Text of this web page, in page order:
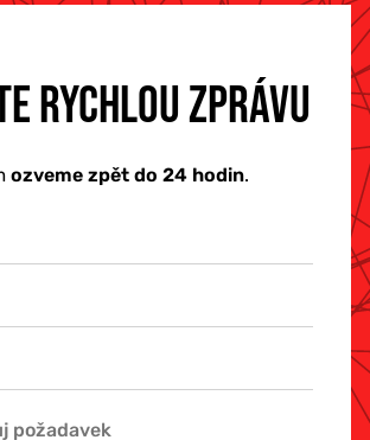
RYCHLOU ZPRÁVU
ozveme zpět do 24 hodin.